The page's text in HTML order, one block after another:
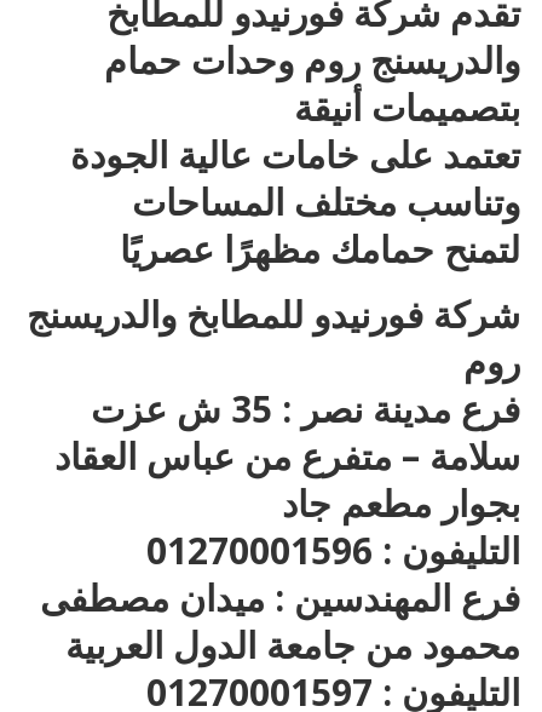
تقدم شركة فورنيدو للمطابخ
والدريسنج روم وحدات حمام
بتصميمات أنيقة
تعتمد على خامات عالية الجودة
وتناسب مختلف المساحات
لتمنح حمامك مظهرًا عصريًا
شركة فورنيدو للمطابخ والدريسنج
روم
فرع مدينة نصر : 35 ش عزت
سلامة – متفرع من عباس العقاد
بجوار مطعم جاد
التليفون : 01270001596
فرع المهندسين : ميدان مصطفى
محمود من جامعة الدول العربية
التليفون : 01270001597